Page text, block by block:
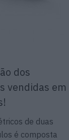
dos
vendidas em
de duas
é composta